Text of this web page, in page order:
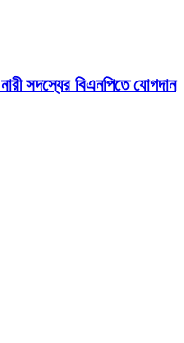
সদস্যের বিএনপিতে যোগদান